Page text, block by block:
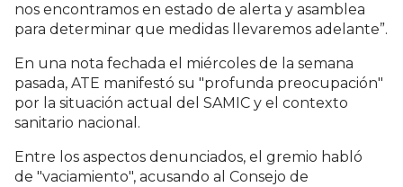
nos encontramos en estado de alerta y asamblea
para determinar que medidas llevaremos adelante”.
En una nota fechada el miércoles de la semana
pasada, ATE manifestó su "profunda preocupación"
por la situación actual del SAMIC y el contexto
sanitario nacional.
Entre los aspectos denunciados, el gremio habló
de "vaciamiento", acusando al Consejo de